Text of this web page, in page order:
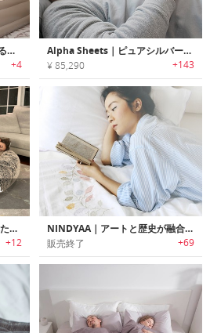
Aerease Bed｜持ち運びできる快適ベッドセット
+4
Alpha Sheets｜ピュアシルバーでバクテリアや真菌、ウイルス、臭いを抑えるベッドシーツ「アルファ」
¥ 85,290 +143
Plufl｜人間用にデザインされたポータブル・寝心地抜群のドッグベッド「プラフル」
+12
NINDYAA｜アートと歴史が融合したデザインの新スタイルベッドシーツ「ニンディア」
販売終了 +69